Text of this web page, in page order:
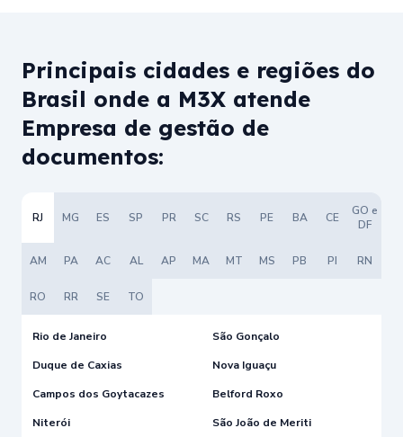
Principais cidades e regiões do
Brasil onde a M3X atende
Empresa de gestão de
documentos:
RJ MG ES SP PR SC RS PE BA CE
GO e
DF
AM PA AC AL AP MA MT MS PB PI RN
RO RR SE TO
Rio de Janeiro
São Gonçalo
Duque de Caxias
Nova Iguaçu
Campos dos Goytacazes
Belford Roxo
Niterói
São João de Meriti